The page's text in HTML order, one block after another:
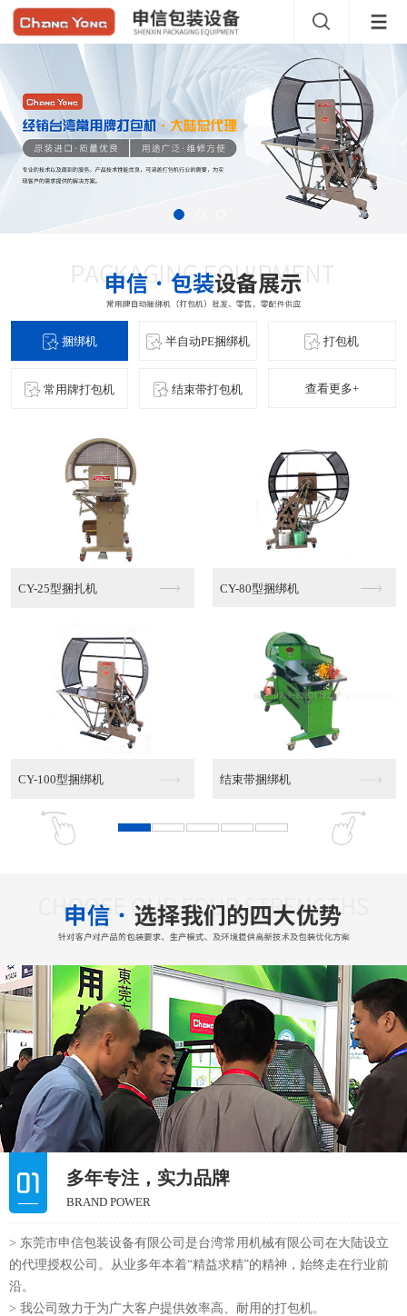
捆绑机 半自动PE捆绑机 打包机
常用牌打包机 结束带打包机 查看更多+
多功能棉绳捆绑机MT... 半自动PE捆绑机
半自动PE捆绑机销售 半自动PE捆绑机代理
多年专注，实力品牌
BRAND POWER
> 东莞市申信包装设备有限公司是台湾常用机械有限公司在大陆设立
的代理授权公司。从业多年本着“精益求精”的精神，始终走在行业前
沿。
> 我公司致力于为广大客户提供效率高、耐用的打包机。